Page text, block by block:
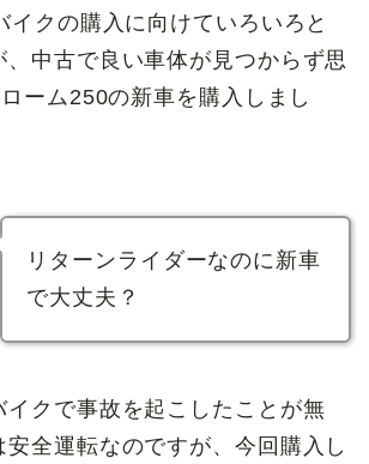
イクの購入に向けていろいろと
、中古で良い車体が見つからず思
ーム250の新車を購入しまし
リターンライダーなのに新車
で大丈夫？
イクで事故を起こしたことが無
安全運転なのですが、今回購入し